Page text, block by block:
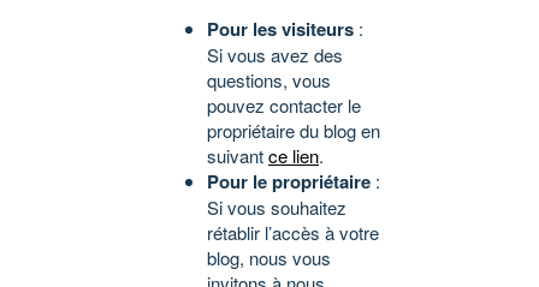
Pour les visiteurs :
Si vous avez des
questions, vous
pouvez contacter le
propriétaire du blog en
suivantce lien.
Pour le propriétaire :
Si vous souhaitez
rétablir l’accès à votre
blog, nous vous